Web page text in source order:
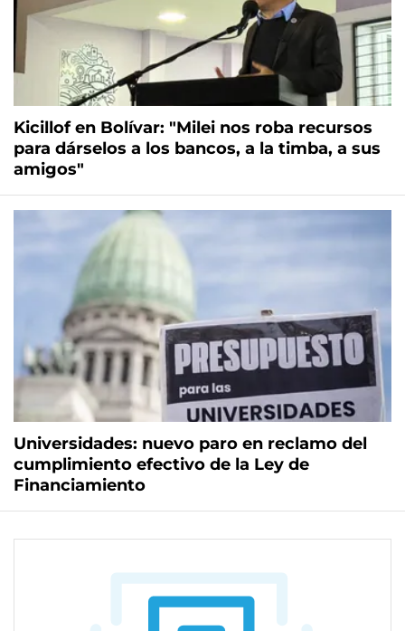
Kicillof en Bolívar: "Milei nos roba recursos
para dárselos a los bancos, a la timba, a sus
amigos"
Universidades: nuevo paro en reclamo del
cumplimiento efectivo de la Ley de
Financiamiento